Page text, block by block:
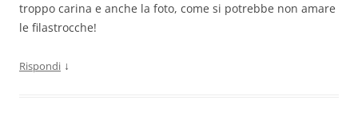
troppo carina e anche la foto, come si potrebbe non amare
le filastrocche!
Rispondi ↓